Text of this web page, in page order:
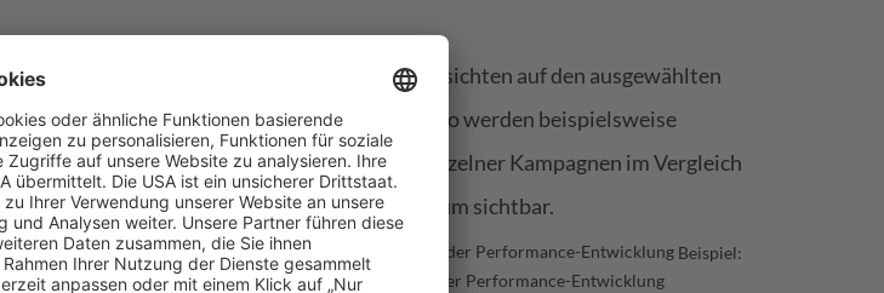
Dashboards zum Monitoring zeigen Verlaufsansichten auf den ausgewählten
Ebenen mit Filtermöglichkeiten der Elemente. So werden beispielsweise
Entwicklungen des gesamten Accounts oder einzelner Kampagnen im Vergleich
zum Vorjahreszeitraum oder vorherigen Zeitraum sichtbar.
Beispiel:
Dashboard zur übergreifenden Beobachtung der Performance-Entwicklung